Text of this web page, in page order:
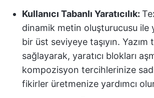
Kullanıcı Tabanlı Yaratıcılık:
dinamik metin oluşturucusu ile
bir üst seviyeye taşıyın. Yazım
sağlayarak, yaratıcı blokları
kompozisyon tercihlerinize
fikirler üretmenize yardımcı